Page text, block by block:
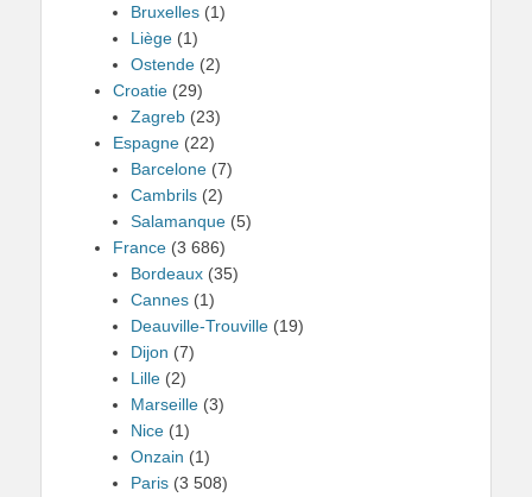
Bruxelles (1)
Liège (1)
Ostende (2)
Croatie (29)
Zagreb (23)
Espagne (22)
Barcelone (7)
Cambrils (2)
Salamanque (5)
France (3 686)
Bordeaux (35)
Cannes (1)
Deauville-Trouville (19)
Dijon (7)
Lille (2)
Marseille (3)
Nice (1)
Onzain (1)
Paris (3 508)